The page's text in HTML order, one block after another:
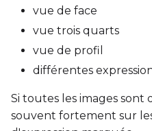
vue de face
vue trois quarts
vue de profil
différentes
Si toutes les images sont
souvent fortement sur